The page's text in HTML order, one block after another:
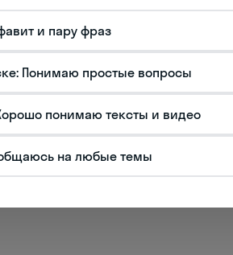
бытовая техника и мебель. Вот
об интерьере по-
и пару фраз
Понимаю простые вопросы
понимаю тексты и видео
на любые темы